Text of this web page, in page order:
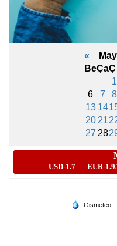
«
BeÇaÇ
1
6
7 8
13 14
20 21
27 28